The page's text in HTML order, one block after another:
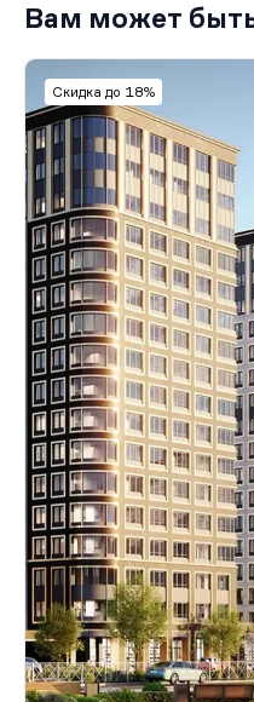
Вам может
Скидка до 18%